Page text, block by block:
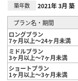
築年数 2021年 3月 築
プラン名・期間
ロングプラン
7ヶ月以上～24ヶ月未満
ミドルプラン
3ヶ月以上～7ヶ月未満
ショートプラン
1ヶ月以上～3ヶ月未満